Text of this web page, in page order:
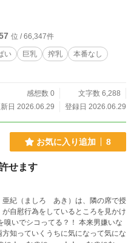
位 / 66,347件
い 巨乳 搾乳
本番なし
感想数 0
文字数 6,288
日 2026.06.29
登録日 2026.06.29
お気に入り追加 8
せます
紀（ましろ あき）は、隣の席で授
自慰行為をしているところを見かけ
知っていくうちに気になって気にな